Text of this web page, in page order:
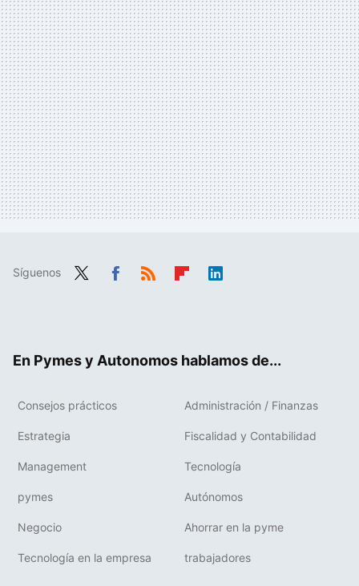
Síguenos
En Pymes y Autonomos hablamos de...
Consejos prácticos Administración / Finanzas
Estrategia Fiscalidad y Contabilidad
Management Tecnología
pymes Autónomos
Negocio Ahorrar en la pyme
Tecnología en la empresa trabajadores